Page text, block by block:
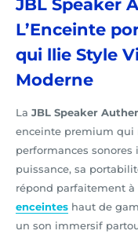
JBL Speaker
L’Enceinte
qui llie Style
Moderne
La JBL Speaker
enceinte premium qui
performances sonores
puissance, sa
répond parfaitement à
enceintes haut de
un son immersif